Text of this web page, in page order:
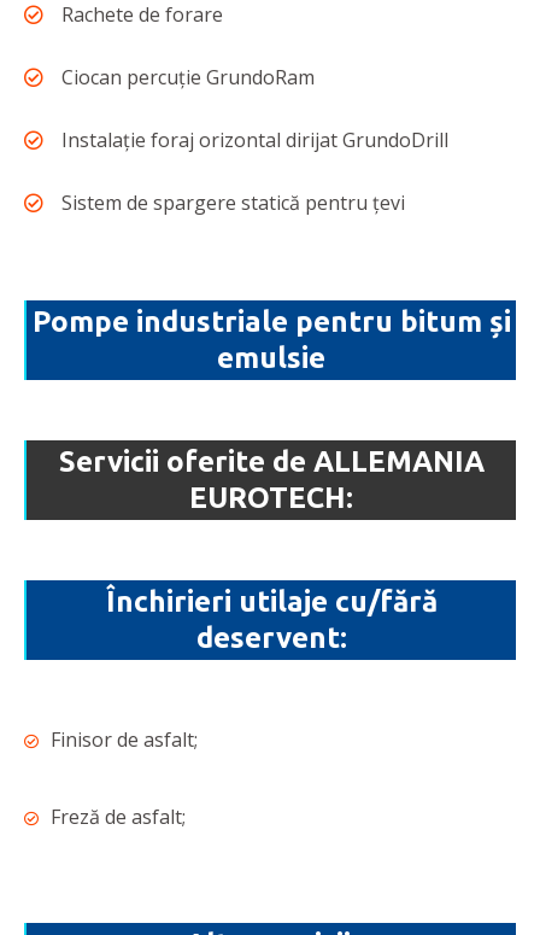
Rachete de forare
Ciocan percuţie GrundoRam
Instalaţie foraj orizontal dirijat GrundoDrill
Sistem de spargere statică pentru ţevi
Pompe industriale pentru bitum și
emulsie
Servicii oferite de ALLEMANIA
EUROTECH:
Închirieri utilaje cu/fără
deservent:
Finisor de asfalt;
Freză de asfalt;